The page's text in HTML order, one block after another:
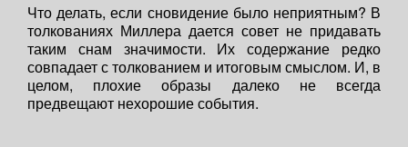
Что делать, если сновидение было неприятным? В
толкованиях Миллера дается совет не придавать
таким снам значимости. Их содержание редко
совпадает с толкованием и итоговым смыслом. И, в
целом, плохие образы далеко не всегда
предвещают нехорошие события.